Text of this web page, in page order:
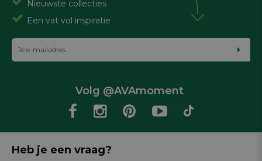
Nieuwste collecties
Een vat vol inspiratie
Volg @AVAmoment
Heb je een vraag?